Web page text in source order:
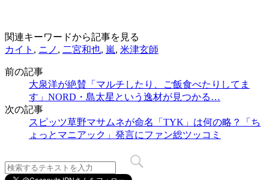
関連キーワードから記事を見る
カイト , ニノ , 二宮和也, 嵐, 米津玄師
前の記事
大泉洋が絶賛「マルチしたり、ご飯食べたりしてま
す」NORD・島太星という逸材が見つかる…
次の記事
スピッツ草野マサムネが命名「TYK」は何の略？「ち
ょっとマニアック」発言にファン総ツッコミ